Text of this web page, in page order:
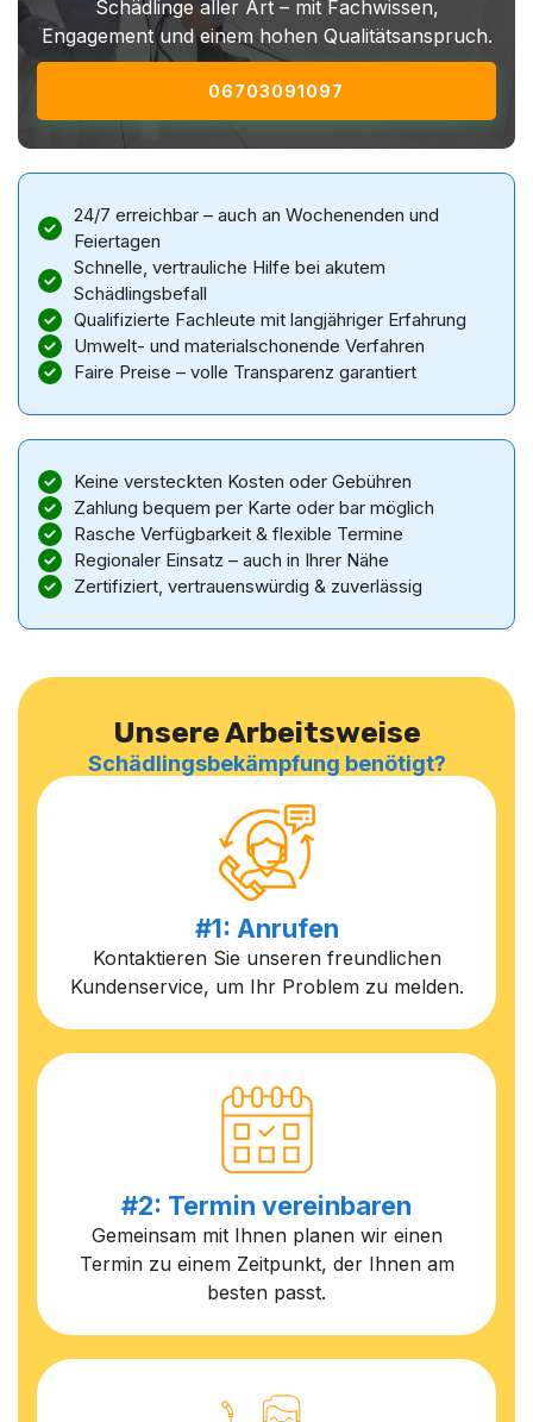
Schädlinge aller Art – mit Fachwissen,
Engagement und einem hohen Qualitätsanspruch.
06703091097
24/7 erreichbar – auch an Wochenenden und
Feiertagen
Schnelle, vertrauliche Hilfe bei akutem
Schädlingsbefall
Qualifizierte Fachleute mit langjähriger Erfahrung
Umwelt- und materialschonende Verfahren
Faire Preise – volle Transparenz garantiert
Keine versteckten Kosten oder Gebühren
Zahlung bequem per Karte oder bar möglich
Rasche Verfügbarkeit & flexible Termine
Regionaler Einsatz – auch in Ihrer Nähe
Zertifiziert, vertrauenswürdig & zuverlässig
Unsere Arbeitsweise
Schädlingsbekämpfung benötigt?
#1: Anrufen
Kontaktieren Sie unseren freundlichen
Kundenservice, um Ihr Problem zu melden.
#2: Termin vereinbaren
Gemeinsam mit Ihnen planen wir einen
Termin zu einem Zeitpunkt, der Ihnen am
besten passt.